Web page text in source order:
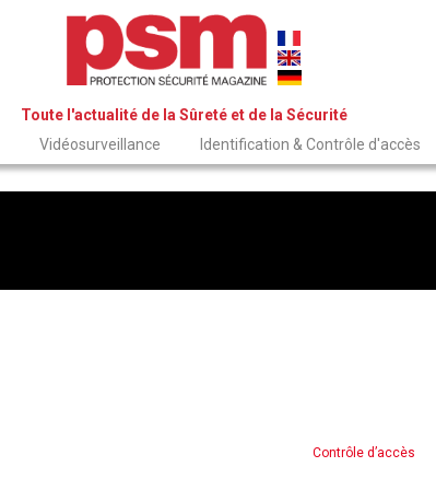
Toute l'actualité de la Sûreté et de la Sécurité
Vidéosurveillance Identification & Contrôle d'accès
Contrôle d’accès